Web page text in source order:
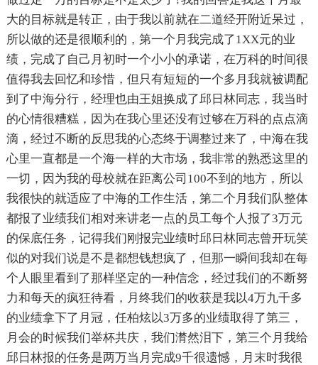
大的目标就是转正，由于我以前就在二道经开附近呆过，
所以做的还是很顺利的，第一个月我完成了1XX元的业
绩，完成了自己月初时一个小小的承诺，在万科的时间很
值得我去回忆和珍惜，但只有短短的一个多月我就被调配
到了中海分行，经理也由王姐换成了邱日林同志，我当时
的心情很糟糕，因为在我心里还没有过够在万科的点点滴
滴，经过不断的反思我的心态终于调整过来了，中海在我
心里一直都是一个海一样的大市场，我非常的熟悉这里的
一切，因为我的母校就在距离公司100不到的地方，所以
我很快的就适应了中海的工作生活，第二个月我们队整体
都报了业绩我们相对来讲老一点的员工每个人报了3万元
的保底任务，记得我们刚报完业绩时邱日林同志曾开玩笑
似的对我们说是不是都想钱想疯了，但那一瞬间我却在每
个人眼里看到了那样坚定的一种信念，经过我们的不断努
力和每天的疯狂待看，月终我们的收获是我以4万九千多
的业绩拿下了月冠，任柏炫以3万多的业绩取得了第三，
月会的时候我们举杯共庆，我们潸然泪下，第三个月我给
邱日林报的任务是两万当月完成9千很遗憾，月末时我很